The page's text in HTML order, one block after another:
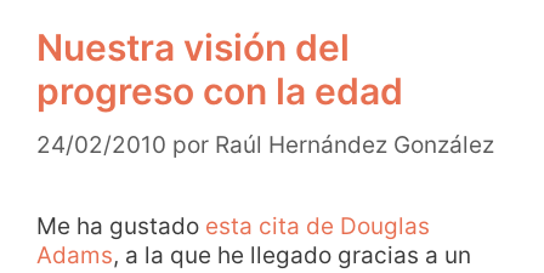
Nuestra visión del
progreso con la edad
24/02/2010 por Raúl Hernández González
Me ha gustado esta cita de Douglas
Adams, a la que he llegado gracias a un